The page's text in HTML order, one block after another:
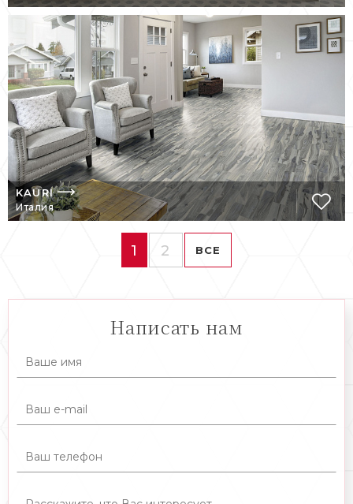
KAURI
Италия
1 2 ВСЕ
Написать нам